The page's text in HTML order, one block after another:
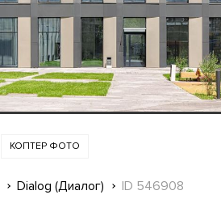
КОПТЕР ФОТО
Dialog (Диалог) ID 546908